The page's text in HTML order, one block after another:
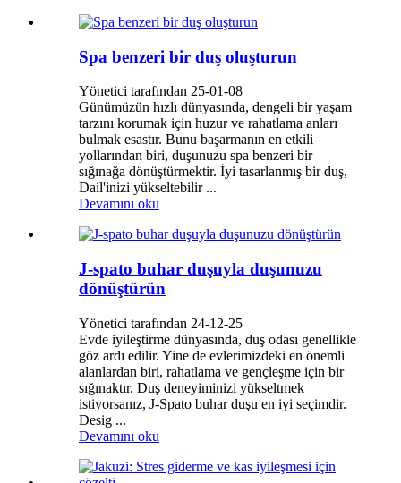
Spa benzeri bir duş oluşturun
Yönetici tarafından 25-01-08
Günümüzün hızlı dünyasında, dengeli bir yaşam
tarzını korumak için huzur ve rahatlama anları
bulmak esastır. Bunu başarmanın en etkili
yollarından biri, duşunuzu spa benzeri bir
sığınağa dönüştürmektir. İyi tasarlanmış bir duş,
Dail'inizi yükseltebilir ...
Devamını oku
J-spato buhar duşuyla duşunuzu
dönüştürün
Yönetici tarafından 24-12-25
Evde iyileştirme dünyasında, duş odası genellikle
göz ardı edilir. Yine de evlerimizdeki en önemli
alanlardan biri, rahatlama ve gençleşme için bir
sığınaktır. Duş deneyiminizi yükseltmek
istiyorsanız, J-Spato buhar duşu en iyi seçimdir.
Desig ...
Devamını oku